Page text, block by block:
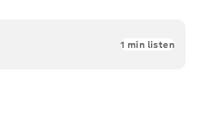
1 min listen